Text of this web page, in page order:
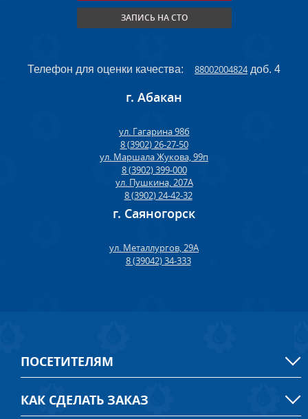
ЗАПИСЬ НА СТО
Телефон для оценки качества: 88002004824доб. 4
г. Абакан
ул. Гагарина 98б
8 (3902) 26-27-50
ул. Маршала Жукова, 99п
8 (3902) 399-000
ул. Пушкина, 207А
8 (3902) 24-42-32
г. Саяногорск
ул. Металлургов, 29А
8 (39042) 34-333
ПОСЕТИТЕЛЯМ
КАК СДЕЛАТЬ ЗАКАЗ